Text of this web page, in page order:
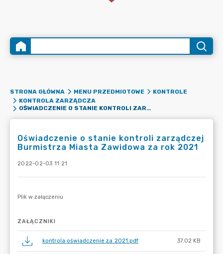
STRONA GŁÓWNA MENU PRZEDMIOTOWE
KONTROLE
KONTROLA ZARZĄDCZA
OŚWIADCZENIE O STANIE KONTROLI ZARZĄDCZEJ BURMISTRZA MIASTA ZAWIDOWA ZA ROK 2021
Oświadczenie o stanie kontroli zarządczej
Burmistrza Miasta Zawidowa za rok 2021
2022-02-03 11:21
ZAŁĄCZNIKI
kontrola oświadczenie za 2021.pdf 37.02 KB